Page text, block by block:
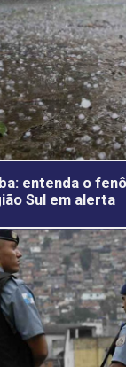
entenda o
Sul em alerta